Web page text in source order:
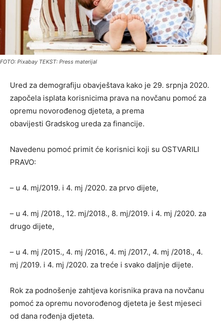
FOTO: Pixabay TEKST: Press materijal
Ured za demografiju obavještava kako je 29. srpnja 2020.
započela isplata korisnicima prava na novčanu pomoć za
opremu novorođenog djeteta, a prema
obavijesti Gradskog ureda za financije.
Navedenu pomoć primit će korisnici koji su OSTVARILI
PRAVO:
– u 4. mj/2019. i 4. mj /2020. za prvo dijete,
– u 4. mj /2018., 12. mj/2018., 8. mj/2019. i 4. mj /2020. za
drugo dijete,
– u 4. mj /2015., 4. mj /2016., 4. mj /2017., 4. mj /2018., 4.
mj /2019. i 4. mj /2020. za treće i svako daljnje dijete.
Rok za podnošenje zahtjeva korisnika prava na novčanu
pomoć za opremu novorođenog djeteta je šest mjeseci
od dana rođenja djeteta.